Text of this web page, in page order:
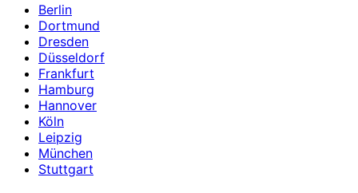
Berlin
Dortmund
Dresden
Düsseldorf
Frankfurt
Hamburg
Hannover
Köln
Leipzig
München
Stuttgart